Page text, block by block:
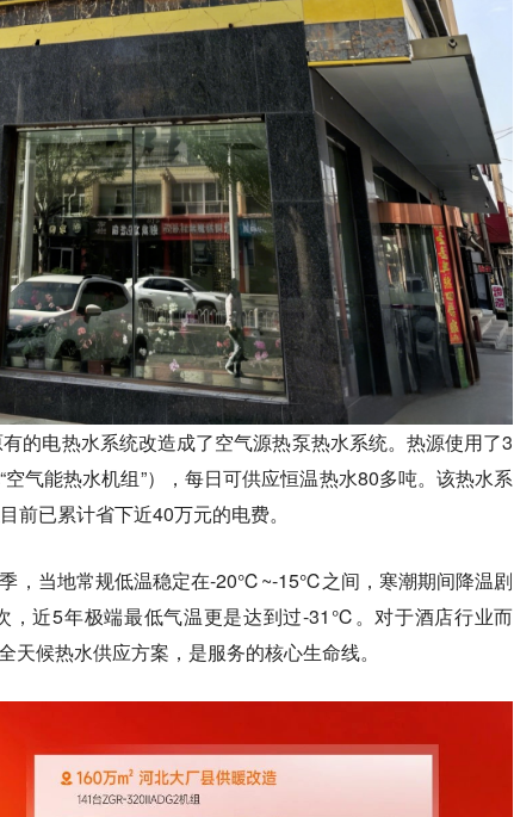
的电热水系统改造成了空气源热泵热水系统。热源使用了3
气能热水机组”），每日可供应恒温热水80多吨。该热水系
前已累计省下近40万元的电费。
，当地常规低温稳定在-20℃~-15℃之间，寒潮期间降温剧
近5年极端最低气温更是达到过-31℃。对于酒店行业而
候热水供应方案，是服务的核心生命线。